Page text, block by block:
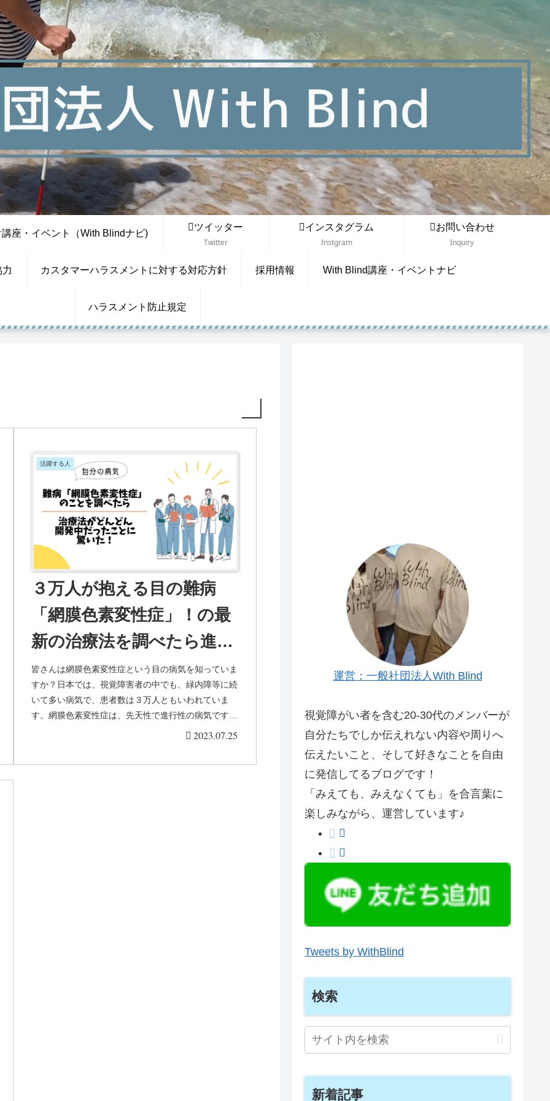
座・イベント（With Blindナビ)
ツイッター
Twitter
インスタグラム
Instgram
お問い合わせ
Inquiry
カスタマーハラスメントに対する対応方針 採用情報 With Blind講座・イベントナビ
ハラスメント防止規定
活躍する人
３万人が抱える目の難病
「網膜色素変性症」！の最
新の治療法を調べたら進展
していたので驚いた
皆さんは網膜色素変性症という目の病気を知っていま
すか？日本では、視覚障害者の中でも、緑内障等に続
いて多い病気で、患者数は３万人ともいわれていま
す。網膜色素変性症は、先天性で進行性の病気です。
視力や視野の低下、そして夜盲が発祥します。発症時
2023.07.25
運営：一般社団法人With Blind
視覚障がい者を含む20-30代のメンバーが
自分たちでしか伝えれない内容や周りへ
伝えたいこと、そして好きなことを自由
に発信してるブログです！
「みえても、みえなくても」を合言葉に
楽しみながら、運営しています♪
Tweets by WithBlind
検索
新着記事